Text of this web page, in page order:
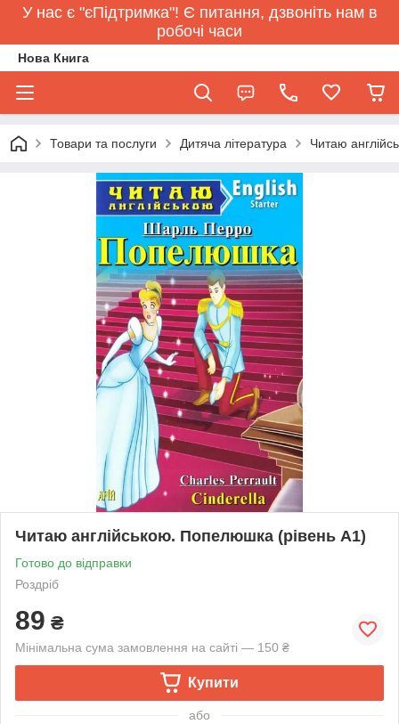
У нас є "єПідтримка"! Є питання, дзвоніть нам в
робочі часи
Нова Книга
Товари та послуги Дитяча література Читаю
Читаю англійською. Попелюшка (рівень А1)
Готово до відправки
Роздріб
89 ₴
Мінімальна сума замовлення на сайті — 150 ₴
Купити
або